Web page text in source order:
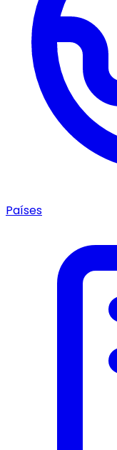
Países